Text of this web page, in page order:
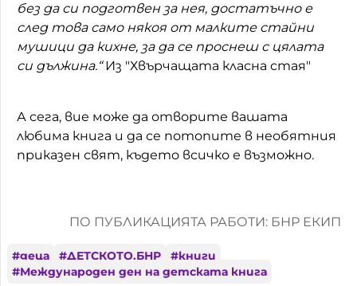
без да си подготвен за нея, достатъчно е
след това само някоя от малките стайни
мушици да кихне, за да се проснеш с цялата
си дължина.“Из "Хвърчащата класна стая"
А сега, вие може да отворите вашата
любима книга и да се потопите в необятния
приказен свят, където всичко е възможно.
ПО ПУБЛИКАЦИЯТА РАБОТИ: БНР ЕКИП
#деца #ДЕТСКОТО.БНР #книги
#Международен ден на детската книга